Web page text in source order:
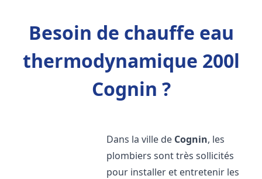
Besoin de chauffe eau
thermodynamique 200l
Cognin ?
Dans la ville de Cognin, les
plombiers sont très sollicités
pour installer et entretenir les